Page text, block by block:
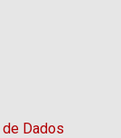
Dados